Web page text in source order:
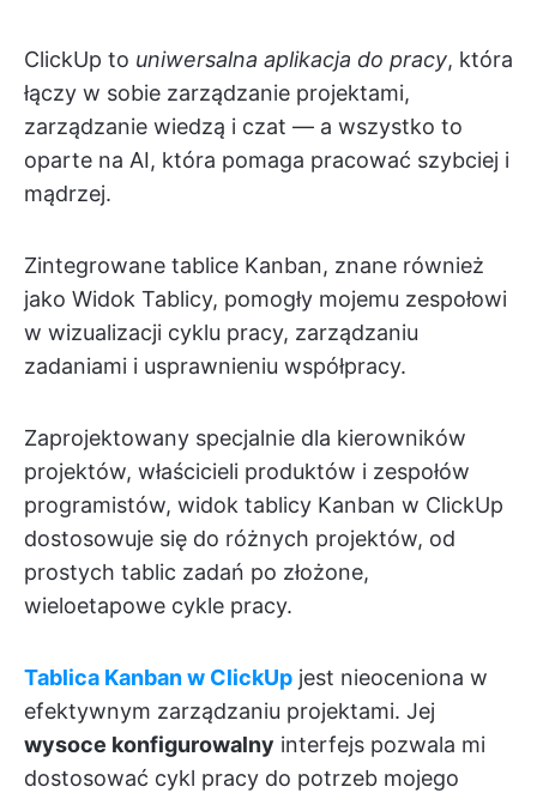
ClickUp to uniwersalna aplikacja do pracy, która
łączy w sobie zarządzanie projektami,
zarządzanie wiedzą i czat — a wszystko to
oparte na AI, która pomaga pracować szybciej i
mądrzej.
Zintegrowane tablice Kanban, znane również
jako Widok Tablicy, pomogły mojemu zespołowi
w wizualizacji cyklu pracy, zarządzaniu
zadaniami i usprawnieniu współpracy.
Zaprojektowany specjalnie dla kierowników
projektów, właścicieli produktów i zespołów
programistów, widok tablicy Kanban w ClickUp
dostosowuje się do różnych projektów, od
prostych tablic zadań po złożone,
wieloetapowe cykle pracy.
Tablica Kanban w ClickUp jest nieoceniona w
efektywnym zarządzaniu projektami. Jej
wysoce konfigurowalny interfejs pozwala mi
dostosować cykl pracy do potrzeb mojego